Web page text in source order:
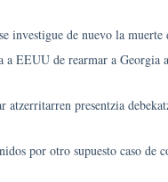
investigue de nuevo la
a EEUU de rearmar a Georgia
atzerritarren presentzia
por otro supuesto caso